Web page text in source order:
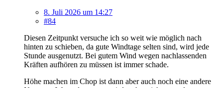
8. Juli 2026 um 14:27
#84
Diesen Zeitpunkt versuche ich so weit wie möglich nach
hinten zu schieben, da gute Windtage selten sind, wird jede
Stunde ausgenutzt. Bei gutem Wind wegen nachlassenden
Kräften aufhören zu müssen ist immer schade.
Höhe machen im Chop ist dann aber auch noch eine andere